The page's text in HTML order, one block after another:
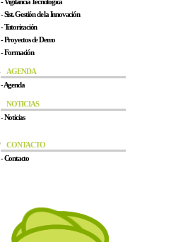
- Sist. Gestión de la Innovación
- Tutorización
- Proyectos de Demo
- Formación
AGENDA
- Agenda
NOTICIAS
- Noticias
CONTACTO
- Contacto